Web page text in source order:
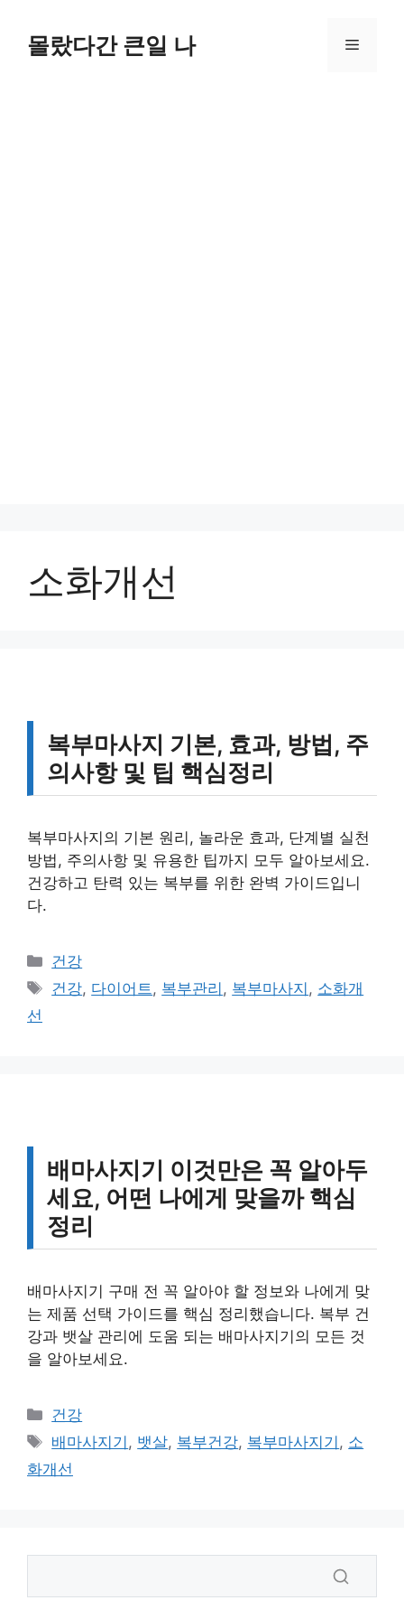
몰랐다간 큰일 나 메
소화개선
복부마사지 기본, 효과, 방법, 주
의사항 및 팁 핵심정리
복부마사지의 기본 원리, 놀라운 효과, 단계별 실천
방법, 주의사항 및 유용한 팁까지 모두 알아보세요.
건강하고 탄력 있는 복부를 위한 완벽 가이드입니
다.
카
테
건강
태
건강, 다이어트, 복부관리 , 복부마사지 , 소화개
선
배마사지기 이것만은 꼭 알아두
세요, 어떤 나에게 맞을까 핵심
정리
배마사지기 구매 전 꼭 알아야 할 정보와 나에게 맞
는 제품 선택 가이드를 핵심 정리했습니다. 복부 건
강과 뱃살 관리에 도움 되는 배마사지기의 모든 것
을 알아보세요.
카
테
리
건강
태
그
배마사지기 , 뱃살, 복부건강, 복부마사지기 , 소
화개선